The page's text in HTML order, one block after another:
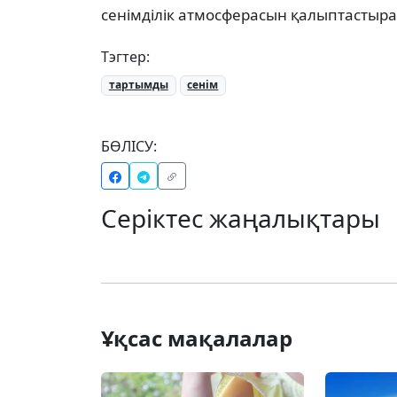
сенімділік атмосферасын
Тэгтер:
тартымды сенім
БӨЛІСУ:
Серіктес жаңалықтары
Ұқсас мақалалар